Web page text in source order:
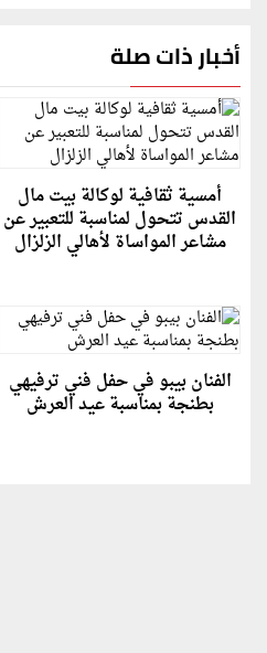
أخبار ذات صلة
أمسية ثقافية لوكالة بيت مال
القدس تتحول لمناسبة للتعبير عن
مشاعر المواساة لأهالي الزلزال
الفنان بيبو في حفل فني ترفيهي
بطنجة بمناسبة عيد العرش